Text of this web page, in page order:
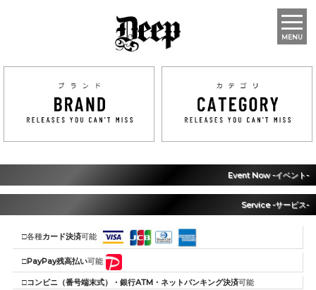
MENU
Event Now -イベント-
Service -サービス-
□各種カード決済可能
□PayPay残高払い可能
□コンビニ（番号端末式）・銀行ATM・ネットバンキング決済可能